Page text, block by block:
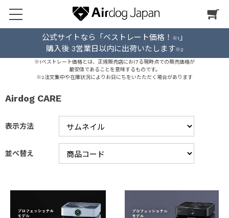
公式サイトなら「ベストレート価格！ ※1 」
購入後 3営業日以内に出荷いたします※2
※1ベストレート価格とは、正規販売店における現時点での販売価格が
最安値であることを意味するものです。
※2注文集中や在庫状況によりお日にちをいたただく場合があります
Airdog CARE
表示方法
並べ替え